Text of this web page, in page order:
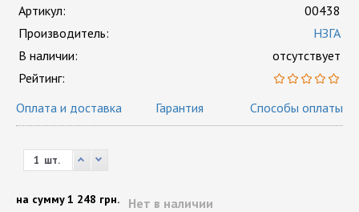
Артикул:
00438
Производитель:
НЗГА
В наличии:
отсутствует
Рейтинг:
Оплата и доставка
Гарантия Способы оплаты
шт.
Нет в наличии
на сумму1 248 грн.